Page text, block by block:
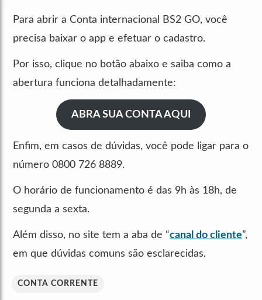
Para abrir a Conta internacional BS2 GO, você
precisa baixar o app e efetuar o cadastro.
Por isso, clique no botão abaixo e saiba como a
abertura funciona detalhadamente:
ABRA SUA CONTA AQUI
Enfim, em casos de dúvidas, você pode ligar para o
número 0800 726 8889.
O horário de funcionamento é das 9h às 18h, de
segunda a sexta.
Além disso, no site tem a aba de “canal do cliente”,
em que dúvidas comuns são esclarecidas.
CONTA CORRENTE